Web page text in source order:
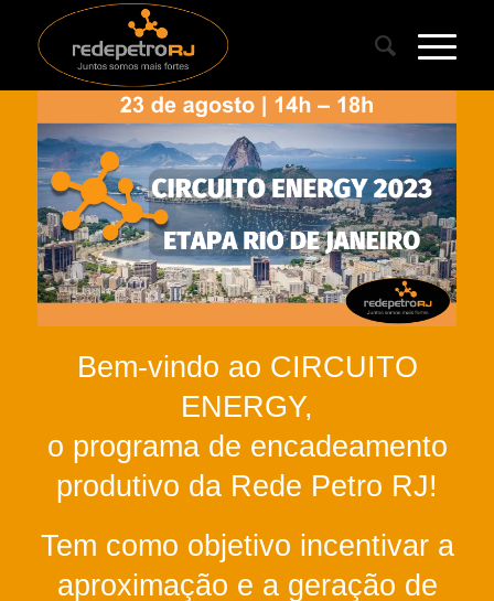
Bem-vindo ao CIRCUITO
ENERGY,
o programa de encadeamento
produtivo da Rede Petro RJ!
Tem como objetivo incentivar a
aproximação e a geração de